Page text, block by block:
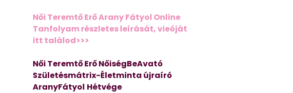
Női Teremtő Erő Arany Fátyol Online
Tanfolyam részletes leírását, vieóját
itt találod>>>
Női Teremtő Erő NőiségBeAvató
Születésmátrix-Életminta újraíró
AranyFátyol Hétvége